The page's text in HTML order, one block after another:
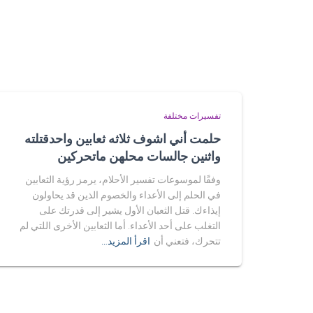
تفسيرات مختلفة
حلمت أني اشوف ثلاثه ثعابين واحدقتلته
واثنين جالسات محلهن ماتحركين
وفقًا لموسوعات تفسير الأحلام، يرمز رؤية الثعابين
في الحلم إلى الأعداء والخصوم الذين قد يحاولون
إيذاءك. قتل الثعبان الأول يشير إلى قدرتك على
التغلب على أحد الأعداء. أما الثعابين الأخرى اللتي لم
تتحرك، فتعني أن اقرأ المزيد…